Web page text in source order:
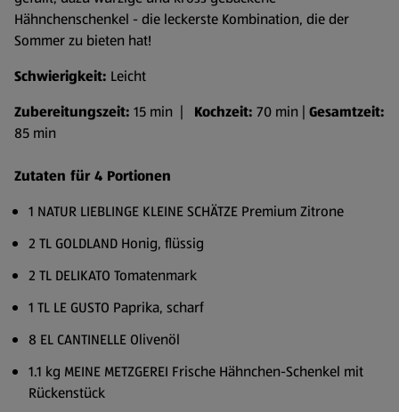
Hähnchenschenkel - die leckerste Kombination, die der
Sommer zu bieten hat!
Schwierigkeit: Leicht
Zubereitungszeit: 15 min | Kochzeit: 70 min | Gesamtzeit:
85 min
Zutaten für 4 Portionen
1 NATUR LIEBLINGE KLEINE SCHÄTZE Premium Zitrone
2 TL GOLDLAND Honig, flüssig
2 TL DELIKATO Tomatenmark
1 TL LE GUSTO Paprika, scharf
8 EL CANTINELLE Olivenöl
1.1 kg MEINE METZGEREI Frische Hähnchen-Schenkel mit
Rückenstück